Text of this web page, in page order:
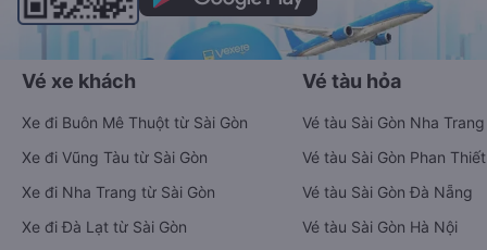
Vé xe khách
Xe đi Buôn Mê Thuột từ Sài Gòn
Xe đi Vũng Tàu từ Sài Gòn
Xe đi Nha Trang từ Sài Gòn
Xe đi Đà Lạt từ Sài Gòn
Vé tàu hỏa
Vé tàu Sài Gòn Nha Trang
Vé tàu Sài Gòn Phan Thiết
Vé tàu Sài Gòn Đà Nẵng
Vé tàu Sài Gòn Hà Nội